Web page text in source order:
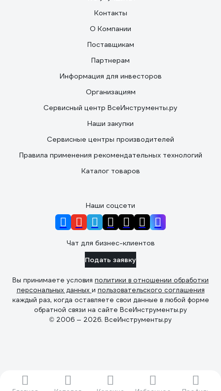
Контакты
О Компании
Поставщикам
Партнерам
Информация для инвесторов
Организациям
Сервисный центр ВсеИнструменты.ру
Наши закупки
Сервисные центры производителей
Правила применения рекомендательных технологий
Каталог товаров
Наши соцсети
Чат для бизнес-клиентов
Подать заявку
Вы принимаете условия политики в отношении обработки
персональных данных и пользовательского соглашения
каждый раз, когда оставляете свои данные в любой форме
обратной связи на сайте ВсеИнструменты.ру
© 2006 — 2026. ВсеИнструменты.ру